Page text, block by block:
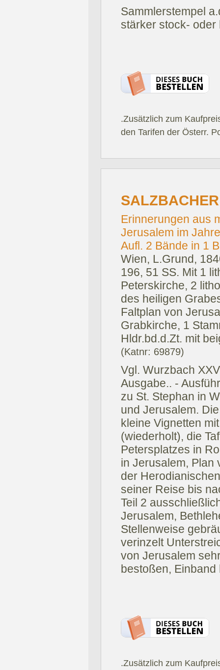
Sammlerstempel
stärker stock-
.Zusätzlich zum
den Tarifen der Österr.
Erinnerungen aus
Jerusalem im
Aufl. 2 Bände in 1
Wien, L.Grund,
196, 51 SS. Mit 1
Peterskirche, 2
des heiligen
Faltplan von
Grabkirche, 1
Hldr.bd.d.Zt. mit
(Katnr: 69879)
Vgl. Wurzbach
Ausgabe.. -
zu St. Stephan in
und Jerusalem.
kleine Vignetten
(wiederholt), die
Petersplatzes in
in Jerusalem, Plan
der
seiner Reise bis
Teil 2
Jerusalem,
Stellenweise
verinzelt
von Jerusalem
bestoßen, Einband
.Zusätzlich zum